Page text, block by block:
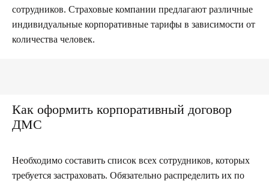
сотрудников. Страховые компании предлагают различные
индивидуальные корпоративные тарифы в зависимости от
количества человек.
Как оформить корпоративный договор
ДМС
Необходимо составить список всех сотрудников, которых
требуется застраховать. Обязательно распределить их по